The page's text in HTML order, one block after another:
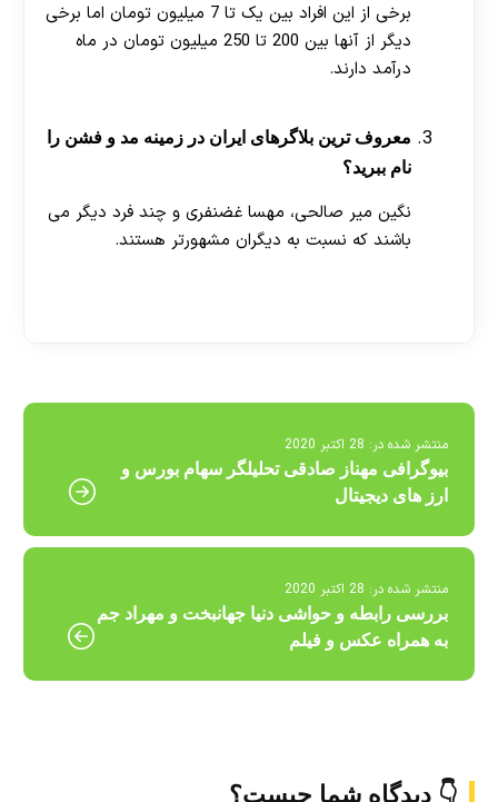
برخی از این افراد بین یک تا 7 میلیون تومان اما برخی
دیگر از آنها بین 200 تا 250 میلیون تومان در ماه
درآمد دارند.
معروف ترین بلاگرهای ایران در زمینه مد و فشن را
نام ببرید؟
نگین میر صالحی، مهسا غضنفری و چند فرد دیگر می
باشند که نسبت به دیگران مشهورتر هستند.
منتشر شده در: 28 اکتبر 2020
بیوگرافی مهناز صادقی تحلیلگر سهام بورس و
ارز های دیجیتال
منتشر شده در: 28 اکتبر 2020
بررسی رابطه و حواشی دنیا جهانبخت و مهراد جم
به همراه عکس و فیلم
👇 دیدگاه شما چیست؟